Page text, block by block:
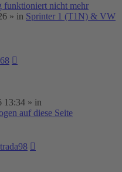
funktioniert nicht mehr
» in Sprinter 1 (T1N) & VW
13:34 » in
auf diese Seite